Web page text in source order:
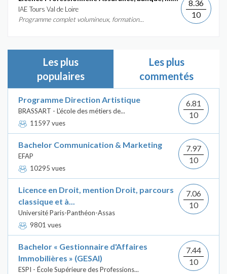
IAE Tours Val de Loire
Programme complet volumineux, formation...
8.36
10
Les plus
populaires
Les plus
commentés
Programme Direction Artistique
BRASSART - L'école des métiers de...
11597 vues
6.81
10
Bachelor Communication & Marketing
EFAP
10295 vues
7.97
10
Licence en Droit, mention Droit, parcours
classique et à...
Université Paris-Panthéon-Assas
9801 vues
7.06
10
Bachelor « Gestionnaire d'Affaires
Immobilières » (GESAI)
ESPI - École Supérieure des Professions...
7.44
10